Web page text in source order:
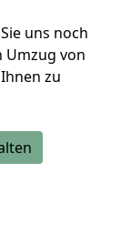
uns noch
Umzug von
zu